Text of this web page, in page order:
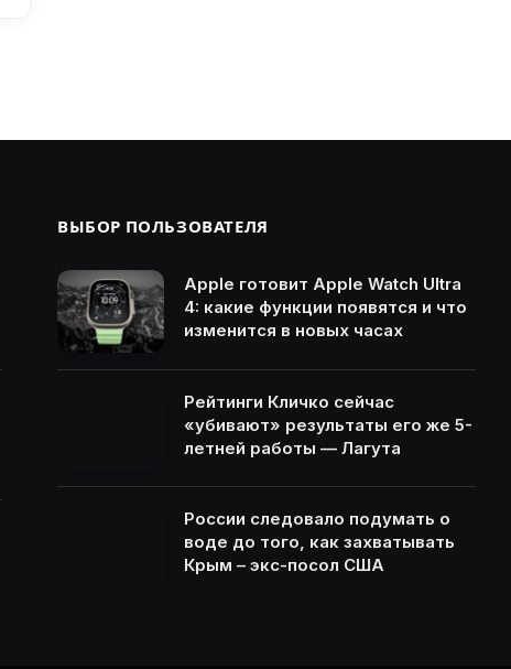
ВЫБОР ПОЛЬЗОВАТЕЛЯ
Apple готовит Apple Watch Ultra
4: какие функции появятся и что
изменится в новых часах
Рейтинги Кличко сейчас
«убивают» результаты его же 5-
летней работы — Лагута
России следовало подумать о
воде до того, как захватывать
Крым – экс-посол США